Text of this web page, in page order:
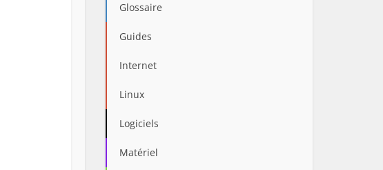
Glossaire
Guides
Internet
Linux
Logiciels
Matériel